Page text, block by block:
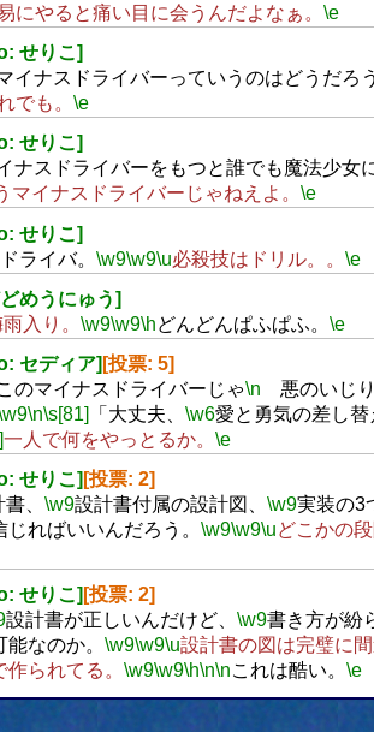
にやると痛い目に会うんだよなぁ。 \e
せりこ]
イナスドライバーっていうのはどうだろう
でも。 \e
せりこ]
ナスドライバーをもつと誰でも魔法少女
マイナスドライバーじゃねえよ。 \e
せりこ]
ライバ。 \w9\w9\u必殺技はドリル。。 \e
めうにゅう]
入り。 \w9\w9\hどんどんぱふぱふ。 \e
セディア] [投票: 5]
のマイナスドライバーじゃ\n 悪のいじ
\n\s[81] 「大丈夫、 \w6愛と勇気の差し替
一人で何をやっとるか。 \e
せりこ] [投票: 2]
、 \w9設計書付属の設計図、 \w9実装の3
ればいいんだろう。 \w9\w9\uどこかの
せりこ] [投票: 2]
設計書が正しいんだけど、 \w9書き方が紛
なのか。 \w9\w9\u設計書の図は完璧に
られてる。 \w9\w9\h\n\nこれは酷い。 \e